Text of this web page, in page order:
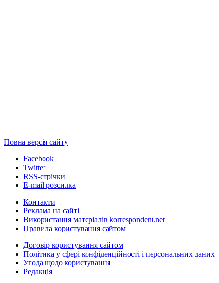
Повна версія сайту
Facebook
Twitter
RSS-стрічки
E-mail розсилка
Контакти
Реклама на сайті
Використання матеріалів korrespondent.net
Правила користування сайтом
Договір користування сайтом
Політика у сфері конфіденційності і персональних даних
Угода щодо користування
Редакція